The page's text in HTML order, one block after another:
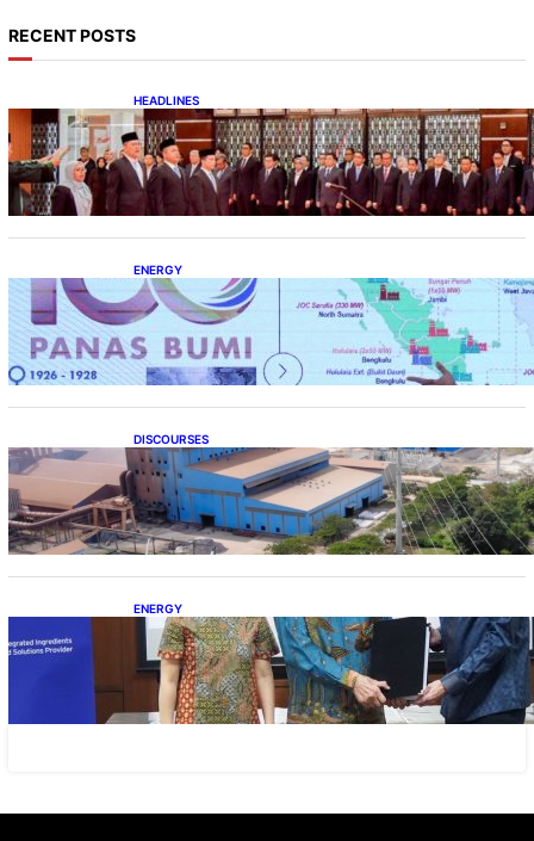
RECENT POSTS
HEADLINES
Lana Saria Dilantik Sebagai Kepala Badan
Geologi
ENERGY
Momentum 100 Tahun Panas Bumi untuk
Akselerasi Pertumbuhan
DISCOURSES
Manfaat Hilirisasi Belum Merata, Pemerintah
Perlu Kaji Ulang Skema DBH
ENERGY
Dukung Operasional, Lautan Luas Perkuat
Implementasi Solusi Energi Terbarukan